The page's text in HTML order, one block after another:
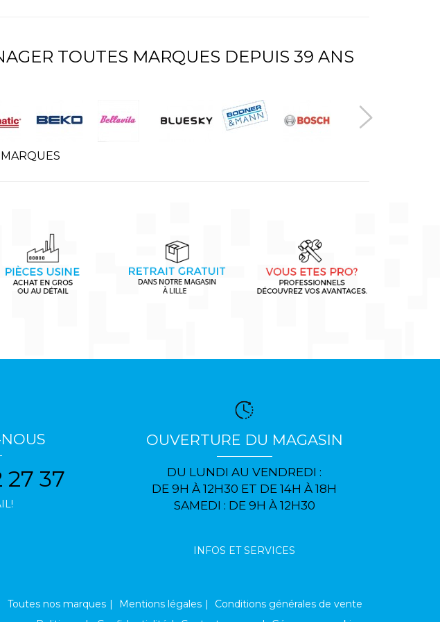
TOUTES MARQUES DEPUIS 39 ANS
27 37
OUVERTURE DU MAGASIN
DU LUNDI AU VENDREDI :
DE 9H À 12H30 ET DE 14H À 18H
SAMEDI : DE 9H À 12H30
INFOS ET SERVICES
Toutes nos marques Mentions légales
Conditions générales de vente